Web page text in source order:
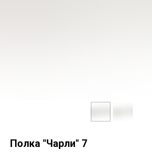
Полка "Чарли" 7